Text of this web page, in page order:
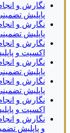
نگارش و
پاپلیش
نگارش و
پاپلیش
نگارش و
اکسپت و
نگارش و
پاپلیش
نگارش و
پاپلیش
نگارش و
اکسپت و
نگارش و
و پاپلیش